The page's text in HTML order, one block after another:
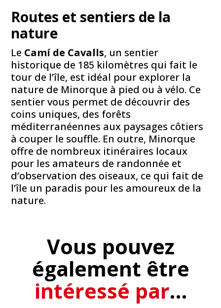
Routes et sentiers de la
nature
Le Camí de Cavalls, un sentier
historique de 185 kilomètres qui fait le
tour de l’île, est idéal pour explorer la
nature de Minorque à pied ou à vélo. Ce
sentier vous permet de découvrir des
coins uniques, des forêts
méditerranéennes aux paysages côtiers
à couper le souffle. En outre, Minorque
offre de nombreux itinéraires locaux
pour les amateurs de randonnée et
d’observation des oiseaux, ce qui fait de
l’île un paradis pour les amoureux de la
nature.
Vous pouvez
également être
intéressé par…